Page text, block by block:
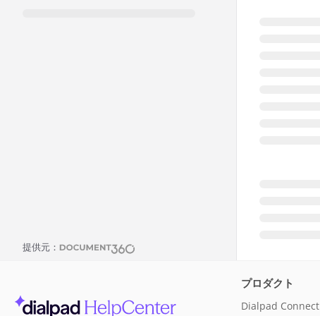
提供元：
プロダクト
Dialpad Connect